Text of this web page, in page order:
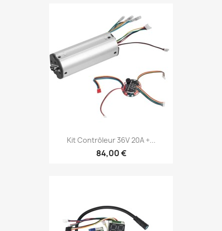
Kit Contrôleur 36V 20A +...
84,00 €